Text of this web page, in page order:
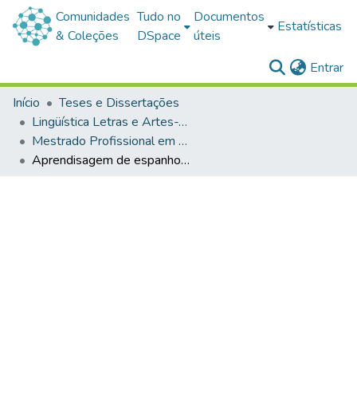
Comunidades
& Coleções
Tudo no
DSpace
Documentos
úteis
Estatísticas
Entrar
Início
Teses e Dissertações
Lingüística Letras e Artes-Teses e Dissertações
Mestrado Profissional em Ensino de Línguas
Aprendisagem de espanhol no ensino fundamental: uma experiéncia com literatura infantojuvenil